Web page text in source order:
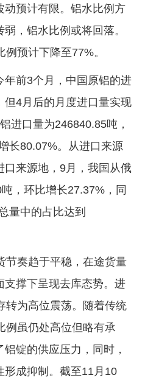
动预计有限。铝水比例方
，铝水比例或将回落。
预计下降至77%。
年前3个月，中国原铝的进
但4月后的月度进口量实现
进口量为246840.85吨，
长80.07%。从进口来源
口来源地，9月，我国从俄
，环比增长27.37%，同
量中的占比达到
节奏趋于平稳，在途货量
支撑下呈现去库态势。进
转为高位震荡。随着传统
例虽仍处高位但略有承
锭的供应压力，同时，
形成抑制。截至11月10